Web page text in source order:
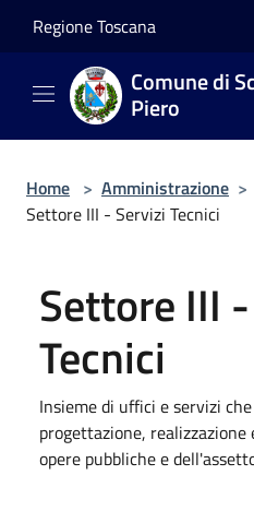
Regione Toscana
Comune di
Piero
Home > Amministrazione >
Settore III - Servizi Tecnici
Settore III
Tecnici
Insieme di uffici e servizi
progettazione,
opere pubbliche e